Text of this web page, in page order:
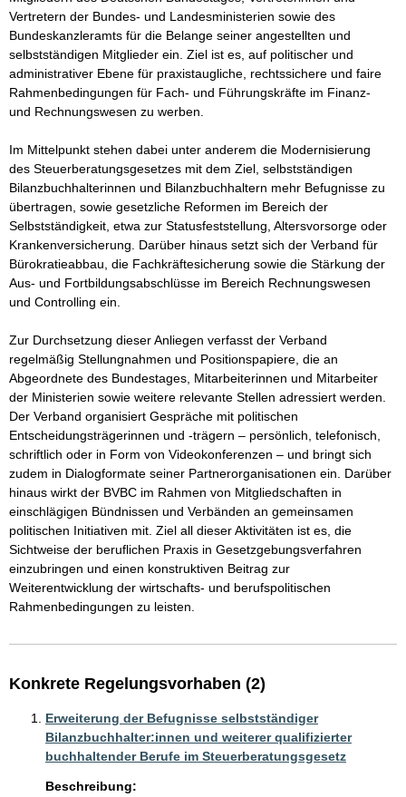
Vertretern der Bundes- und Landesministerien sowie des
Bundeskanzleramts für die Belange seiner angestellten und
selbstständigen Mitglieder ein. Ziel ist es, auf politischer und
administrativer Ebene für praxistaugliche, rechtssichere und faire
Rahmenbedingungen für Fach- und Führungskräfte im Finanz-
und Rechnungswesen zu werben.
Im Mittelpunkt stehen dabei unter anderem die Modernisierung
des Steuerberatungsgesetzes mit dem Ziel, selbstständigen
Bilanzbuchhalterinnen und Bilanzbuchhaltern mehr Befugnisse zu
übertragen, sowie gesetzliche Reformen im Bereich der
Selbstständigkeit, etwa zur Statusfeststellung, Altersvorsorge oder
Krankenversicherung. Darüber hinaus setzt sich der Verband für
Bürokratieabbau, die Fachkräftesicherung sowie die Stärkung der
Aus- und Fortbildungsabschlüsse im Bereich Rechnungswesen
und Controlling ein.
Zur Durchsetzung dieser Anliegen verfasst der Verband
regelmäßig Stellungnahmen und Positionspapiere, die an
Abgeordnete des Bundestages, Mitarbeiterinnen und Mitarbeiter
der Ministerien sowie weitere relevante Stellen adressiert werden.
Der Verband organisiert Gespräche mit politischen
Entscheidungsträgerinnen und -trägern – persönlich, telefonisch,
schriftlich oder in Form von Videokonferenzen – und bringt sich
zudem in Dialogformate seiner Partnerorganisationen ein. Darüber
hinaus wirkt der BVBC im Rahmen von Mitgliedschaften in
einschlägigen Bündnissen und Verbänden an gemeinsamen
politischen Initiativen mit. Ziel all dieser Aktivitäten ist es, die
Sichtweise der beruflichen Praxis in Gesetzgebungsverfahren
einzubringen und einen konstruktiven Beitrag zur
Weiterentwicklung der wirtschafts- und berufspolitischen
Rahmenbedingungen zu leisten.
Konkrete Regelungsvorhaben (2)
Erweiterung der Befugnisse selbstständiger
Bilanzbuchhalter:innen und weiterer qualifizierter
buchhaltender Berufe im Steuerberatungsgesetz
Beschreibung: